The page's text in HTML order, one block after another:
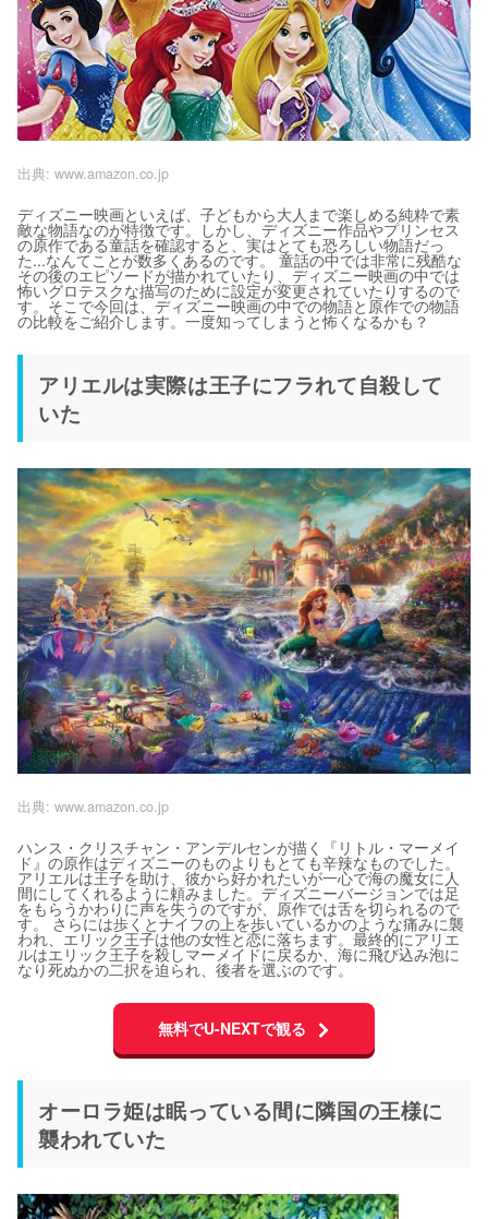
出典: www.amazon.co.jp
ディズニー映画といえば、子どもから大人まで楽しめる純粋で素
敵な物語なのが特徴です。しかし、ディズニー作品やプリンセス
の原作である童話を確認すると、実はとても恐ろしい物語だっ
た...なんてことが数多くあるのです。 童話の中では非常に残酷な
その後のエピソードが描かれていたり、ディズニー映画の中では
怖いグロテスクな描写のために設定が変更されていたりするので
す。そこで今回は、ディズニー映画の中での物語と原作での物語
の比較をご紹介します。一度知ってしまうと怖くなるかも？
アリエルは実際は王子にフラれて自殺して
いた
出典: www.amazon.co.jp
ハンス・クリスチャン・アンデルセンが描く『リトル・マーメイ
ド』の原作はディズニーのものよりもとても辛辣なものでした。
アリエルは王子を助け、彼から好かれたいが一心で海の魔女に人
間にしてくれるように頼みました。ディズニーバージョンでは足
をもらうかわりに声を失うのですが、原作では舌を切られるので
す。 さらには歩くとナイフの上を歩いているかのような痛みに襲
われ、エリック王子は他の女性と恋に落ちます。最終的にアリエ
ルはエリック王子を殺しマーメイドに戻るか、海に飛び込み泡に
なり死ぬかの二択を迫られ、後者を選ぶのです。
無料でU-NEXTで観る
オーロラ姫は眠っている間に隣国の王様に
襲われていた